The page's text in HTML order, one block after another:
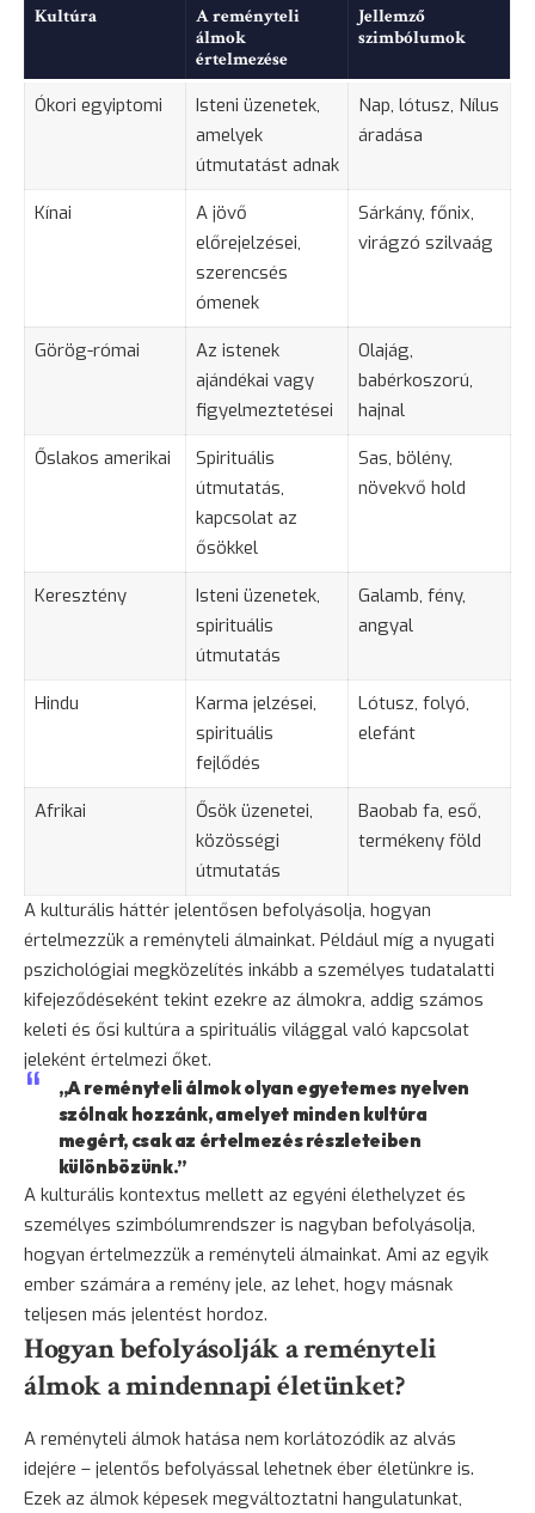
Kultúra
A reményteli
álmok
értelmezése
Jellemző
szimbólumok
Ókori egyiptomi
Isteni üzenetek,
amelyek
útmutatást adnak
Nap, lótusz, Nílus
áradása
Kínai
A jövő
előrejelzései,
szerencsés
ómenek
Sárkány, főnix,
virágzó szilvaág
Görög-római
Az istenek
ajándékai vagy
figyelmeztetései
Olajág,
babérkoszorú,
hajnal
Őslakos amerikai
Spirituális
útmutatás,
kapcsolat az
ősökkel
Sas, bölény,
növekvő hold
Keresztény
Isteni üzenetek,
spirituális
útmutatás
Galamb, fény,
angyal
Hindu
Karma jelzései,
spirituális
fejlődés
Lótusz, folyó,
elefánt
Afrikai
Ősök üzenetei,
közösségi
útmutatás
Baobab fa, eső,
termékeny föld
A kulturális háttér jelentősen befolyásolja, hogyan
értelmezzük a reményteli álmainkat. Például míg a nyugati
pszichológiai megközelítés inkább a személyes tudatalatti
kifejeződéseként tekint ezekre az álmokra, addig számos
keleti és ősi kultúra a spirituális világgal való kapcsolat
jeleként értelmezi őket.
„A reményteli álmok olyan egyetemes nyelven
szólnak hozzánk, amelyet minden kultúra
megért, csak az értelmezés részleteiben
különbözünk.”
A kulturális kontextus mellett az egyéni élethelyzet és
személyes szimbólumrendszer is nagyban befolyásolja,
hogyan értelmezzük a reményteli álmainkat. Ami az egyik
ember számára a remény jele, az lehet, hogy másnak
teljesen más jelentést hordoz.
Hogyan befolyásolják a reményteli
álmok a mindennapi életünket?
A reményteli álmok hatása nem korlátozódik az alvás
idejére – jelentős befolyással lehetnek éber életünkre is.
Ezek az álmok képesek megváltoztatni hangulatunkat,